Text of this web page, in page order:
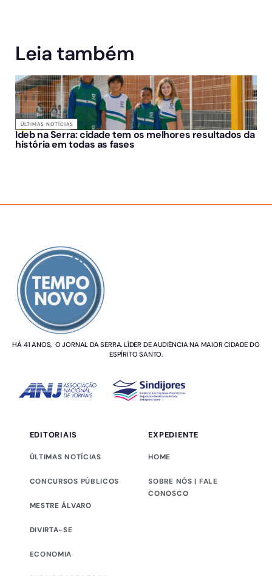
Leia também
ÚLTIMAS NOTÍCIAS
Ideb na Serra: cidade tem os melhores resultados da
história em todas as fases
HÁ 41 ANOS, O JORNAL DA SERRA. LÍDER DE AUDIÊNCIA NA MAIOR CIDADE DO
ESPÍRITO SANTO.
EDITORIAIS
ÚLTIMAS NOTÍCIAS
CONCURSOS PÚBLICOS
MESTRE ÁLVARO
DIVIRTA-SE
ECONOMIA
EXPEDIENTE
HOME
SOBRE NÓS | FALE
CONOSCO